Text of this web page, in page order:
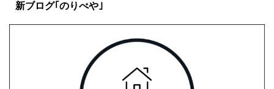
新ブログ｢のりべや｣